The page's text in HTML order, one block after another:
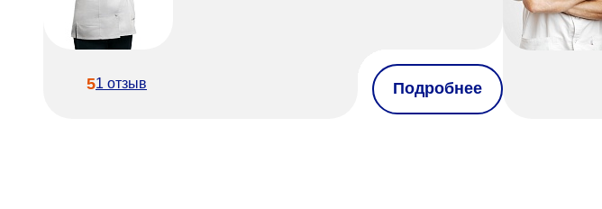
51 отзыв Подробнее